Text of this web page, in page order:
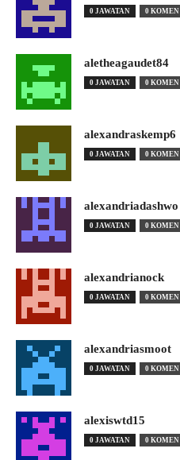
0 JAWATAN 0 KOMEN
aletheagaudet84
0 JAWATAN 0 KOMEN
alexandraskemp6
0 JAWATAN 0 KOMEN
alexandriadashwo
0 JAWATAN 0 KOMEN
alexandrianock
0 JAWATAN 0 KOMEN
alexandriasmoot
0 JAWATAN 0 KOMEN
alexiswtd15
0 JAWATAN 0 KOMEN